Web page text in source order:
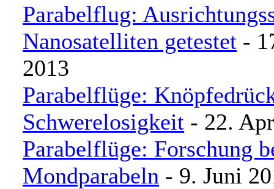
Parabelflug:
Nanosatelliten getestet -
2013
Parabelflüge:
Schwerelosigkeit - 22.
Parabelflüge: Forschung
Mondparabeln - 9. Juni